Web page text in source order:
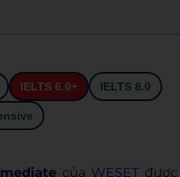
IELTS 6.0+ IELTS 8.0
của WESETđược